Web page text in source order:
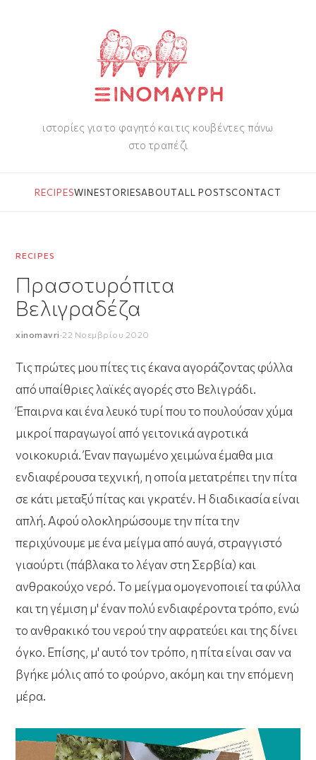
ιστορίες για το φαγητό και τις κουβέντες πάνω
στο τραπέζι
RECIPESWINESTORIESABOUTALL POSTSCONTACT
RECIPES
Πρασοτυρόπιτα
Βελιγραδέζα
xinomavri·22 Νοεμβρίου 2020
Τις πρώτες μου πίτες τις έκανα αγοράζοντας φύλλα
από υπαίθριες λαϊκές αγορές στο Βελιγράδι.
Έπαιρνα και ένα λευκό τυρί που το πουλούσαν χύμα
μικροί παραγωγοί από γειτονικά αγροτικά
νοικοκυριά. Έναν παγωμένο χειμώνα έμαθα μια
ενδιαφέρουσα τεχνική, η οποία μετατρέπει την πίτα
σε κάτι μεταξύ πίτας και γκρατέν. Η διαδικασία είναι
απλή. Αφού ολοκληρώσουμε την πίτα την
περιχύνουμε με ένα μείγμα από αυγά, στραγγιστό
γιαούρτι (πάβλακα το λέγαν στη Σερβία) και
ανθρακούχο νερό. Το μείγμα ομογενοποιεί τα φύλλα
και τη γέμιση μ' έναν πολύ ενδιαφέροντα τρόπο, ενώ
το ανθρακικό του νερού την αφρατεύει και της δίνει
όγκο. Επίσης, μ' αυτό τον τρόπο, η πίτα είναι σαν να
βγήκε μόλις από το φούρνο, ακόμη και την επόμενη
μέρα.